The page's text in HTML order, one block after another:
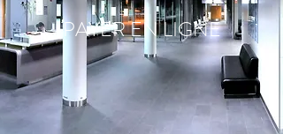
PAYER EN LIGNE